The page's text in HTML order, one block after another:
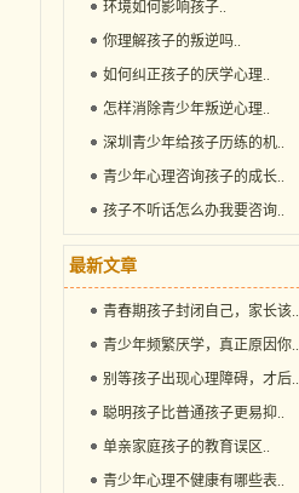
环境如何影响孩子..
你理解孩子的叛逆吗..
如何纠正孩子的厌学心理..
怎样消除青少年叛逆心理..
深圳青少年给孩子历练的机..
青少年心理咨询孩子的成长..
孩子不听话怎么办我要咨询..
最新文章
青春期孩子封闭自己，家长该..
青少年频繁厌学，真正原因你..
别等孩子出现心理障碍，才后..
聪明孩子比普通孩子更易抑..
单亲家庭孩子的教育误区 ..
青少年心理不健康有哪些表..